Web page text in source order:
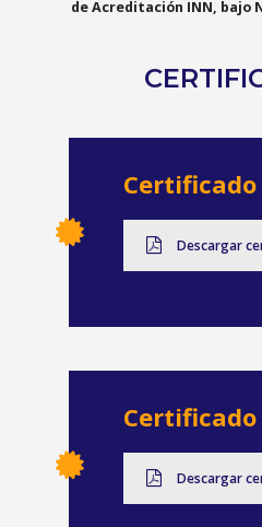
de Acreditación INN, bajo
Certificado
Descargar
Certificado
Descargar